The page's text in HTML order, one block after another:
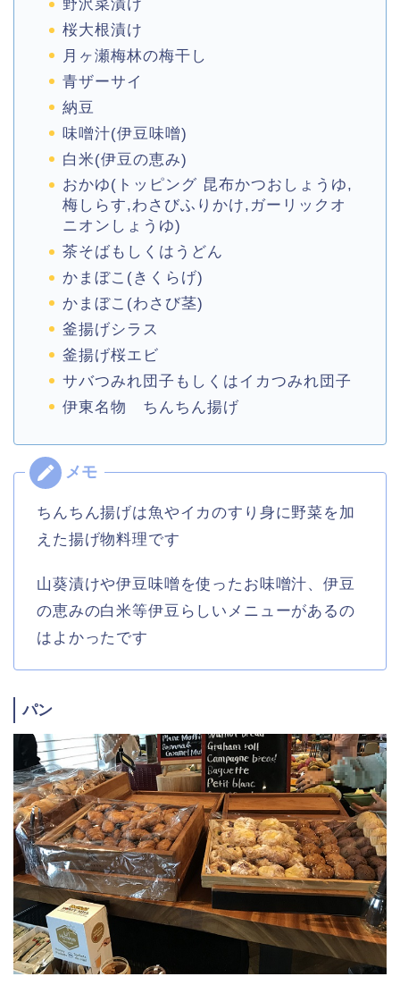
野沢菜漬け
桜大根漬け
月ヶ瀬梅林の梅干し
青ザーサイ
納豆
味噌汁(伊豆味噌)
白米(伊豆の恵み)
おかゆ(トッピング 昆布かつおしょうゆ,
梅しらす,わさびふりかけ,ガーリックオ
ニオンしょうゆ)
茶そばもしくはうどん
かまぼこ(きくらげ)
かまぼこ(わさび茎)
釜揚げシラス
釜揚げ桜エビ
サバつみれ団子もしくはイカつみれ団子
伊東名物 ちんちん揚げ
ちんちん揚げは魚やイカのすり身に野菜を加
えた揚げ物料理です
山葵漬けや伊豆味噌を使ったお味噌汁、伊豆
の恵みの白米等伊豆らしいメニューがあるの
はよかったです
パン